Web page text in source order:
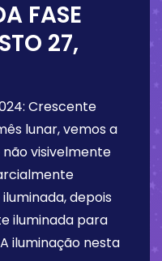
FASE
27,
: Crescente
lunar, vemos a
visivelmente
depois
iluminada para
iluminação nesta